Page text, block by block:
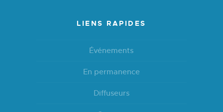
LIENS RAPIDES
Événements
En permanence
Diffuseurs